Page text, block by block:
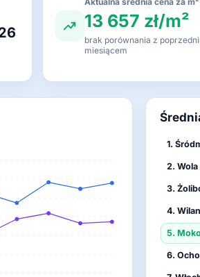
13 657 zł/m²
brak porównania z
miesiącem
1.
2. Wola
3.
4.
5.
6.